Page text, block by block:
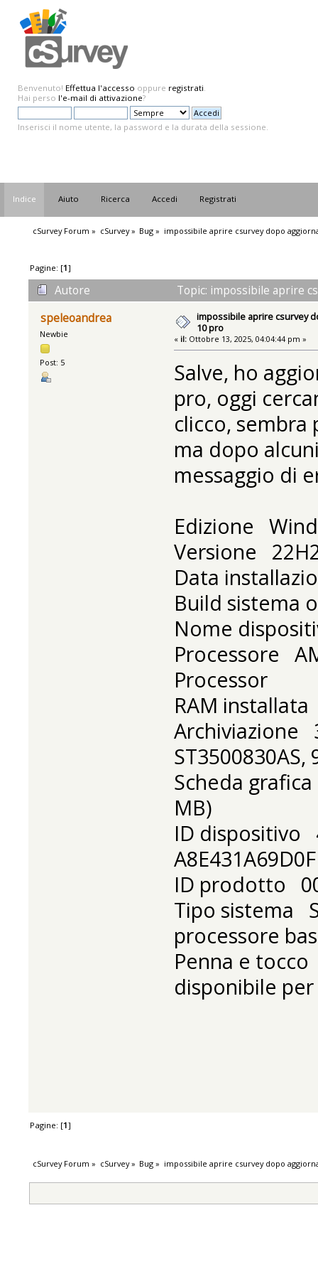
Benvenuto! Effettua l'accesso oppure registrati.
Hai perso l'e-mail di attivazione?
Inserisci il nome utente, la password e la durata della sessione.
Indice Aiuto Ricerca Accedi Registrati
cSurvey Forum » cSurvey» Bug » impossibile aprire csurvey dopo
Pagine: [1]
Autore
Topic: impossibile aprire
speleoandrea
Newbie
Post: 5
impossibile aprire csurvey
10 pro
« il:Ottobre 13, 2025, 04:04:44 pm »
Salve, ho
pro, oggi
clicco,
ma dopo
messaggio di
Edizione
Versione
Data
Build sistema
Nome
Processore
Processor
RAM
Archiviazione
ST3500830AS,
Scheda
MB)
ID dispositivo
A8E431A69D0F
ID prodotto
Tipo sistema
processore
Penna e
disponibile
Pagine: [1]
cSurvey Forum » cSurvey» Bug » impossibile aprire csurvey dopo